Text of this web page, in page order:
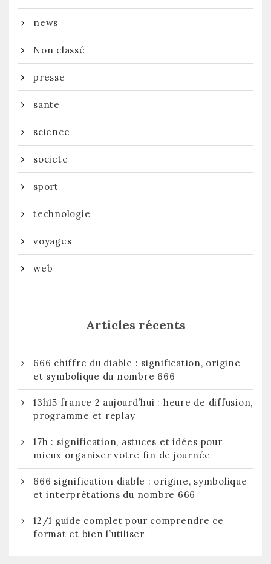
news
Non classé
presse
sante
science
societe
sport
technologie
voyages
web
Articles récents
666 chiffre du diable : signification, origine
et symbolique du nombre 666
13h15 france 2 aujourd’hui : heure de diffusion,
programme et replay
17h : signification, astuces et idées pour
mieux organiser votre fin de journée
666 signification diable : origine, symbolique
et interprétations du nombre 666
12/1 guide complet pour comprendre ce
format et bien l’utiliser